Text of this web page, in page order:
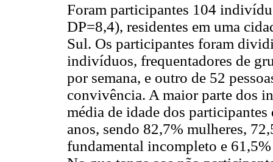
Foram participantes 104
DP=8,4), residentes em uma
Sul. Os participantes foram
indivíduos, frequentadores de
por semana, e outro de 52
convivência. A maior parte dos
média de idade dos
anos, sendo 82,7% mulheres,
fundamental incompleto e